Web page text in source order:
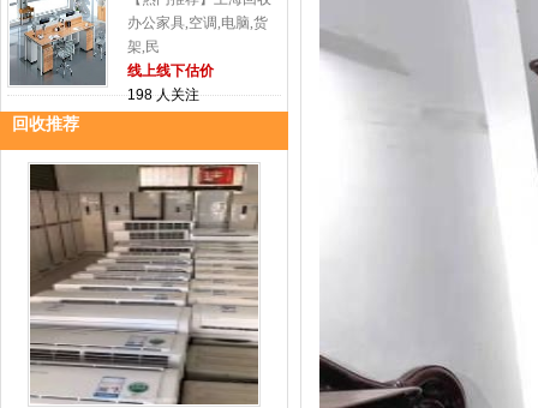
办公家具,空调,电脑,货
架,民
线上线下估价
198 人关注
回收推荐